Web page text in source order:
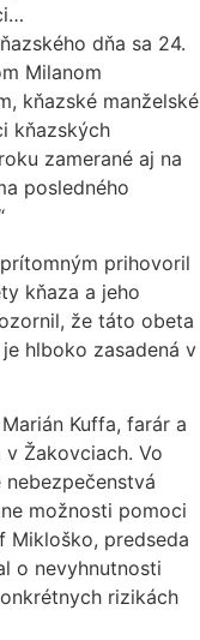
dňa sa 24.
Milanom
kňazské manželské
kňazských
zamerané aj na
posledného
prihovoril
kňaza a jeho
že táto obeta
hlboko zasadená v
Kuffa, farár a
Žakovciach. Vo
možnosti pomoci
Mikloško, predseda
o nevyhnutnosti
rizikách